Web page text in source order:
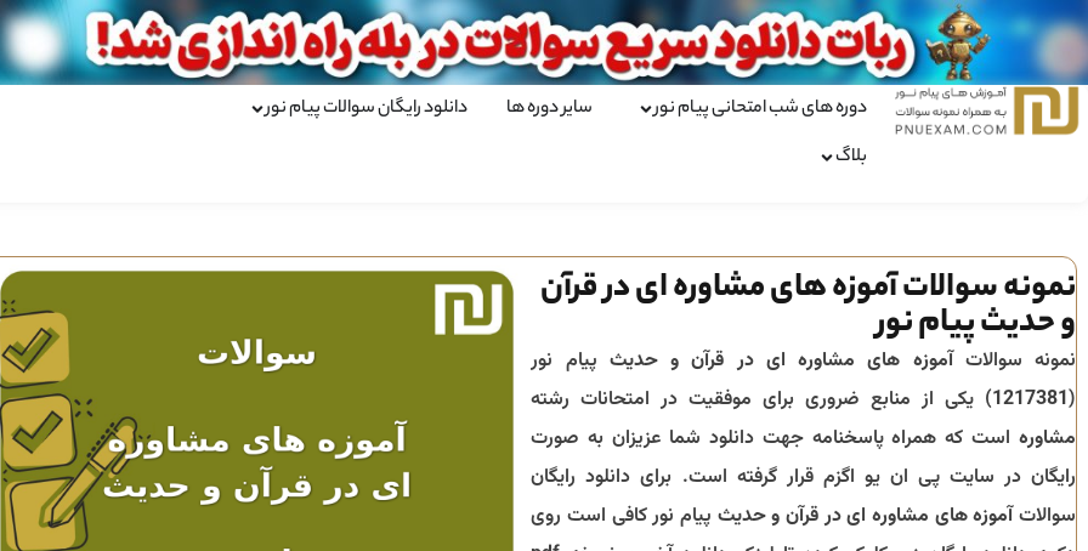
دوره های شب امتحانی پیام نور سایر دوره ها
دانلود رایگان سوالات پیام نور
بلاگ
نمونه سوالات آموزه های مشاوره ای در قرآن
و حدیث پیام نور
نمونه سوالاتآموزه های مشاوره ای در قرآن و حدیث پیام نور
(
1217381) یکی از منابع ضروری برای موفقیت در امتحانات رشته
مشاوره است که همراه پاسخنامه جهت دانلود شما عزیزان به صورت
رایگان در سایت پی ان یو اگزم قرار گرفته است. برای دانلود رایگان
سوالاتآموزه های مشاوره ای در قرآن و حدیث پیام نور کافی است روی